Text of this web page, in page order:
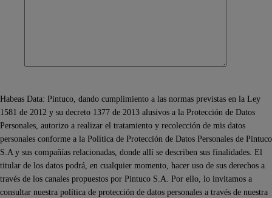
Habeas Data: Pintuco, dando cumplimiento a las normas previstas en la Ley
1581 de 2012 y su decreto 1377 de 2013 alusivos a la Protección de Datos
Personales, autorizo a realizar el tratamiento y recolección de mis datos
personales conforme a la Política de Protección de Datos Personales de Pintuco
S.A y sus compañías relacionadas, donde allí se describen sus finalidades. El
titular de los datos podrá, en cualquier momento, hacer uso de sus derechos a
través de los canales propuestos por Pintuco S.A. Por ello, lo invitamos a
consultar nuestra política de protección de datos personales a través de nuestra